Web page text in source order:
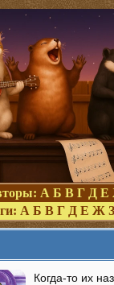
А Б В Г Д Е
А Б В Г Д Е Ж З
Когда-то их